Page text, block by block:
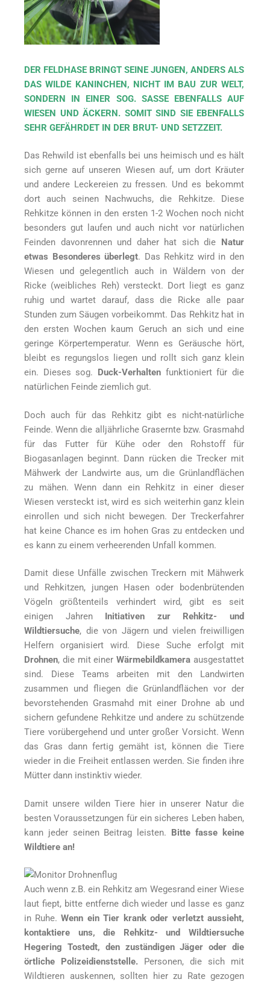
DER FELDHASE BRINGT SEINE JUNGEN, ANDERS ALS
DAS WILDE KANINCHEN, NICHT IM BAU ZUR WELT,
SONDERN IN EINER SOG. SASSE EBENFALLS AUF
WIESEN UND ÄCKERN. SOMIT SIND SIE EBENFALLS
SEHR GEFÄHRDET IN DER BRUT- UND SETZZEIT.
Das Rehwild ist ebenfalls bei uns heimisch und es hält
sich gerne auf unseren Wiesen auf, um dort Kräuter
und andere Leckereien zu fressen. Und es bekommt
dort auch seinen Nachwuchs, die Rehkitze. Diese
Rehkitze können in den ersten 1-2 Wochen noch nicht
besonders gut laufen und auch nicht vor natürlichen
Feinden davonrennen und daher hat sich die Natur
etwas Besonderes überlegt. Das Rehkitz wird in den
Wiesen und gelegentlich auch in Wäldern von der
Ricke (weibliches Reh) versteckt. Dort liegt es ganz
ruhig und wartet darauf, dass die Ricke alle paar
Stunden zum Säugen vorbeikommt. Das Rehkitz hat in
den ersten Wochen kaum Geruch an sich und eine
geringe Körpertemperatur. Wenn es Geräusche hört,
bleibt es regungslos liegen und rollt sich ganz klein
ein. Dieses sog. Duck-Verhalten funktioniert für die
natürlichen Feinde ziemlich gut.
Doch auch für das Rehkitz gibt es nicht-natürliche
Feinde. Wenn die alljährliche Grasernte bzw. Grasmahd
für das Futter für Kühe oder den Rohstoff für
Biogasanlagen beginnt. Dann rücken die Trecker mit
Mähwerk der Landwirte aus, um die Grünlandflächen
zu mähen. Wenn dann ein Rehkitz in einer dieser
Wiesen versteckt ist, wird es sich weiterhin ganz klein
einrollen und sich nicht bewegen. Der Treckerfahrer
hat keine Chance es im hohen Gras zu entdecken und
es kann zu einem verheerenden Unfall kommen.
Damit diese Unfälle zwischen Treckern mit Mähwerk
und Rehkitzen, jungen Hasen oder bodenbrütenden
Vögeln größtenteils verhindert wird, gibt es seit
einigen Jahren Initiativen zur Rehkitz- und
Wildtiersuche, die von Jägern und vielen freiwilligen
Helfern organisiert wird. Diese Suche erfolgt mit
Drohnen, die mit einer Wärmebildkamera ausgestattet
sind. Diese Teams arbeiten mit den Landwirten
zusammen und fliegen die Grünlandflächen vor der
bevorstehenden Grasmahd mit einer Drohne ab und
sichern gefundene Rehkitze und andere zu schützende
Tiere vorübergehend und unter großer Vorsicht. Wenn
das Gras dann fertig gemäht ist, können die Tiere
wieder in die Freiheit entlassen werden. Sie finden ihre
Mütter dann instinktiv wieder.
Damit unsere wilden Tiere hier in unserer Natur die
besten Voraussetzungen für ein sicheres Leben haben,
kann jeder seinen Beitrag leisten. Bitte fasse keine
Wildtiere an!
Auch wenn z.B. ein Rehkitz am Wegesrand einer Wiese
laut fiept, bitte entferne dich wieder und lasse es ganz
in Ruhe. Wenn ein Tier krank oder verletzt aussieht,
kontaktiere uns, die Rehkitz- und Wildtiersuche
Hegering Tostedt, den zuständigen Jäger oder die
örtliche Polizeidienststelle. Personen, die sich mit
Wildtieren auskennen, sollten hier zu Rate gezogen